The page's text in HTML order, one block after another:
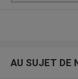
AU SUJET DE